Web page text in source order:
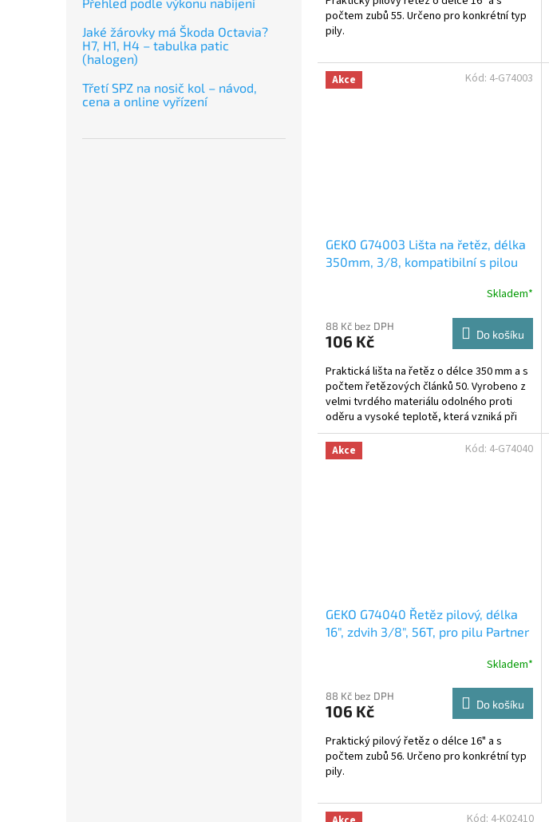
Jaké žárovky má Škoda Octavia?
H7, H1, H4 – tabulka patic
(halogen)
Třetí SPZ na nosič kol – návod,
cena a online vyřízení
počtem zubů 55. Určeno pro konkrétní typ
pily.
Akce
GEKO G74003 Lišta na řetěz, délka
350mm, 3/8, kompatibilní s pilou
Skladem*
88 Kč bez DPH
106 Kč Do košíku
Praktická lišta na řetěz o délce 350 mm a s
počtem řetězových článků 50. Vyrobeno z
velmi tvrdého materiálu odolného proti
oděru a vysoké teplotě, která vzniká při
práci s...
Kód: 4-G74003
Akce
GEKO G74040 Řetěz pilový, délka
16", zdvih 3/8", 56T, pro pilu Partner
Skladem*
88 Kč bez DPH
106 Kč Do košíku
Praktický pilový řetěz o délce 16" a s
počtem zubů 56. Určeno pro konkrétní typ
pily.
Kód: 4-G74040